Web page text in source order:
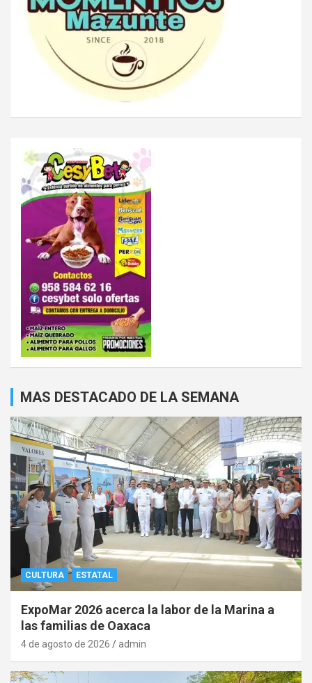
MAS DESTACADO DE LA SEMANA
CULTURA ESTATAL
ExpoMar 2026 acerca la labor de la Marina a
las familias de Oaxaca
4 de agosto de 2026 admin